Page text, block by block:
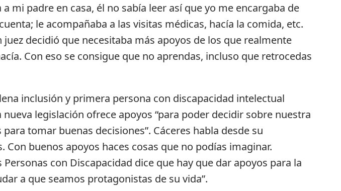
mi padre en casa, él no sabía leer así que yo me encargaba de
le acompañaba a las visitas médicas, hacía la comida, etc.
decidió que necesitaba más apoyos de los que realmente
Con eso se consigue que no aprendas, incluso que retrocedas
inclusión y primera persona con discapacidad intelectual
legislación ofrece apoyos “para poder decidir sobre nuestra
tomar buenas decisiones”. Cáceres habla desde su
buenos apoyos haces cosas que no podías imaginar.
con Discapacidad dice que hay que dar apoyos para la
a que seamos protagonistas de su vida”.